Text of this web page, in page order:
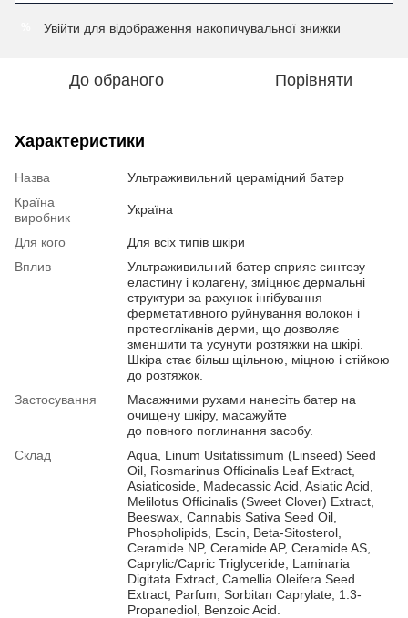
Увійти для відображення накопичувальної знижки
До обраного Порівняти
Характеристики
Назва
Ультраживильний церамідний батер
Країна
виробник
Україна
Для кого
Для всіх типів шкіри
Вплив
Ультраживильний батер сприяє синтезу
еластину і колагену, зміцнює дермальні
структури за рахунок інгібування
ферметативного руйнування волокон і
протеогліканів дерми, що дозволяє
зменшити та усунути розтяжки на шкірі.
Шкіра стає більш щільною, міцною і стійкою
до розтяжок.
Застосування
Масажними рухами нанесіть батер на
очищену шкіру, масажуйте
до повного поглинання засобу.
Склад
Aqua, Linum Usitatissimum (Linseed) Seed
Oil, Rosmarinus Officinalis Leaf Extract,
Asiaticoside, Madecassic Acid, Asiatic Acid,
Melilotus Officinalis (Sweet Clover) Extract,
Beeswax, Cannabis Sativa Seed Oil,
Phospholipids, Escin, Beta-Sitosterol,
Ceramide NP, Ceramide AP, Ceramide AS,
Caprylic/Capric Triglyceride, Laminaria
Digitata Extract, Camellia Oleifera Seed
Extract, Parfum, Sorbitan Caprylate, 1.3-
Propanediol, Benzoic Acid.